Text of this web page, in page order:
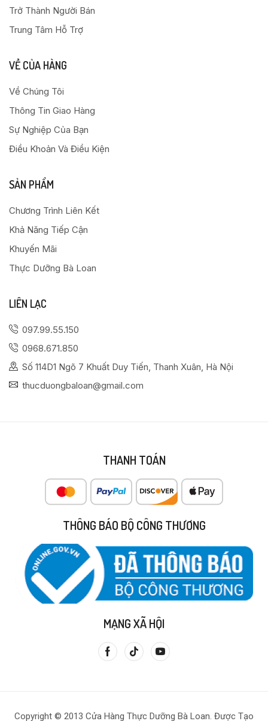
Trở Thành Người Bán
Trung Tâm Hỗ Trợ
VỀ CỦA HÀNG
Về Chúng Tôi
Thông Tin Giao Hàng
Sự Nghiệp Của Bạn
Điều Khoản Và Điều Kiện
SẢN PHẨM
Chương Trình Liên Kết
Khả Năng Tiếp Cận
Khuyến Mãi
Thực Dưỡng Bà Loan
LIÊN LẠC
097.99.55.150
0968.671.850
Số 114D1 Ngõ 7 Khuất Duy Tiến, Thanh Xuân, Hà Nội
thucduongbaloan@gmail.com
THANH TOÁN
THÔNG BÁO BỘ CÔNG THƯƠNG
MẠNG XÃ HỘI
Copyright © 2013 Cửa Hàng Thực Dưỡng Bà Loan. Được Tạo